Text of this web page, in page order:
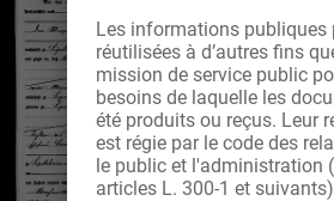
Les informations publiques
réutilisées à d’autres fins
mission de service public
besoins de laquelle les
été produits ou reçus. Leur
est régie par le code des
le public et l'administration
articles L. 300-1 et